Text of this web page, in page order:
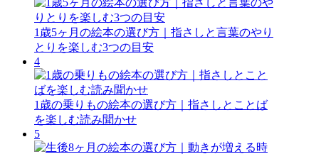
1歳5ヶ月の絵本の選び方｜指さしと言葉のやり
とりを楽しむ3つの目安
4
1歳の乗りもの絵本の選び方｜指さしとことば
を楽しむ読み聞かせ
5